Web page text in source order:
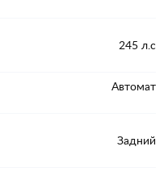
245 л.с
Автомат
Задний